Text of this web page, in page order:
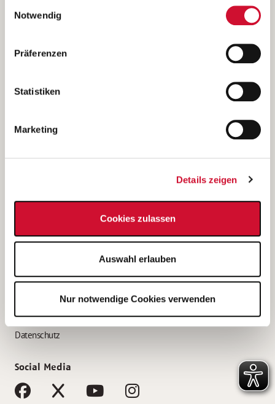
Wenn Sie auf „Cookies zulassen“ klicken, so stimmen
Sie der Speicherung sämtlicher Cookies zu. Sie können
Ihre Einwilligung selbstverständlich jederzeit widerrufen,
indem Sie die Cookie-Einstellungen aufrufen und diese
unsererDatenschutzerklärung
Notwendig
Präferenzen
Statistiken
Marketing
Details zeigen
Cookies zulassen
Auswahl erlauben
Nur notwendige Cookies verwenden
Betreiber der Webseite
Kantstraße 45a
(Ein Tochterunternehmen des AWO Bezirksverbandes Unterfranken
e.V.)
Bewerbung als Altenpflegehelfer*in
Bewerbung als Erzieher*in
AWO Gliederungen nach Bundesland
Impressum
Datenschutz
Social Media